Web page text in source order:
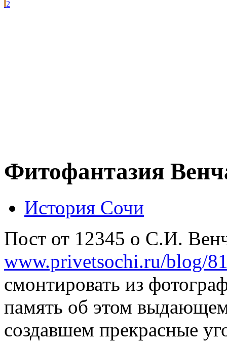
2
Фитофантазия
История Сочи
Пост от 12345 о С.И.
www.privetsochi.ru/blog/
смонтировать из
память об этом
создавшем прекрасные